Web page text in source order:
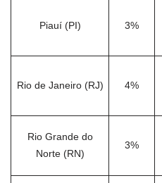
Piauí (PI) 3%
Rio de Janeiro (RJ) 4%
Rio Grande do
Norte (RN)
3%